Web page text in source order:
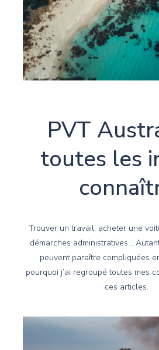
PVT
toutes les
Trouver un travail, acheter une
démarches administratives…
peuvent paraître compliquées
pourquoi j’ai regroupé toutes mes
ces articles.